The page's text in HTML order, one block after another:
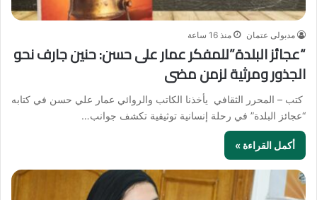
مدبولى عتمان منذ 16 ساعة
“عجائز البلدة”للمفكر عمار على حسن: حنين جارف نحو
الجذور ومرثية لزمن مضى
كتب – المحرر الثقافي يأخذنا الكاتب والروائي عمار علي حسن في كتابه
“عجائز البلدة” في رحلة إنسانية توثيقية تكشف جوانب…
أكمل القراءة »